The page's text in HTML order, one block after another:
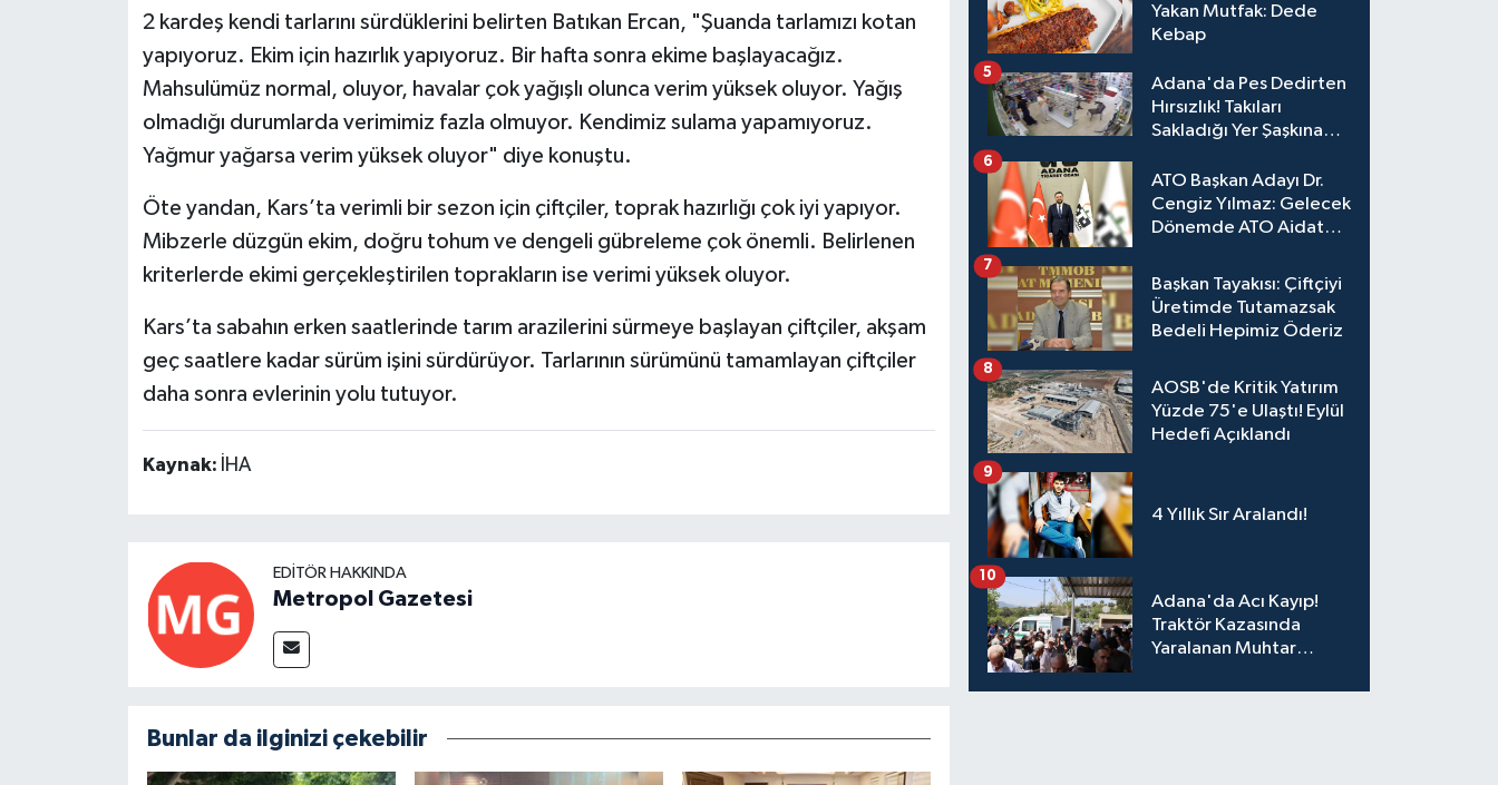
2 kardeş kendi tarlarını sürdüklerini belirten Batıkan Ercan, "Şuanda tarlamızı kotan
yapıyoruz. Ekim için hazırlık yapıyoruz. Bir hafta sonra ekime başlayacağız.
Mahsulümüz normal, oluyor, havalar çok yağışlı olunca verim yüksek oluyor. Yağış
olmadığı durumlarda verimimiz fazla olmuyor. Kendimiz sulama yapamıyoruz.
Yağmur yağarsa verim yüksek oluyor" diye konuştu.
Öte yandan, Kars’ta verimli bir sezon için çiftçiler, toprak hazırlığı çok iyi yapıyor.
Mibzerle düzgün ekim, doğru tohum ve dengeli gübreleme çok önemli. Belirlenen
kriterlerde ekimi gerçekleştirilen toprakların ise verimi yüksek oluyor.
Kars’ta sabahın erken saatlerinde tarım arazilerini sürmeye başlayan çiftçiler, akşam
geç saatlere kadar sürüm işini sürdürüyor. Tarlarının sürümünü tamamlayan çiftçiler
daha sonra evlerinin yolu tutuyor.
Kaynak: İHA
EDITÖR HAKKINDA
Metropol Gazetesi
Bunlar da ilginizi çekebilir
Yakan Mutfak: Dede
Kebap
Adana'da Pes Dedirten
Hırsızlık! Takıları
Sakladığı Yer Şaşkına
5
ATO Başkan Adayı Dr.
Cengiz Yılmaz: Gelecek
Dönemde ATO Aidat
Üyelerimize Ve
Adana'ya Yatırılacak
6
Başkan Tayakısı: Çiftçiyi
Üretimde Tutamazsak
Bedeli Hepimiz Öderiz
7
AOSB'de Kritik Yatırım
Yüzde 75'e Ulaştı! Eylül
Hedefi Açıklandı
8
4 Yıllık Sır Aralandı!
9
Adana'da Acı Kayıp!
Traktör Kazasında
Yaralanan Muhtar
Kaybetti
10